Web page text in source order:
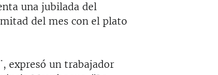
una jubilada del
del mes con el plato
expresó un trabajador